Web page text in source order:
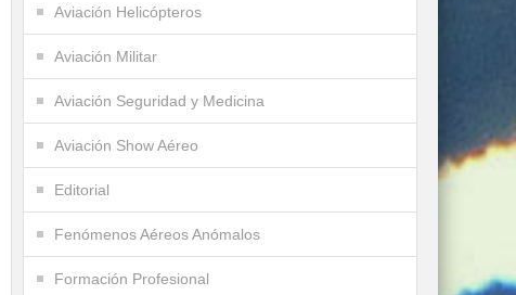
Aviación Helicópteros
Aviación Militar
Aviación Seguridad y Medicina
Aviación Show Aéreo
Editorial
Fenómenos Aéreos Anómalos
Formación Profesional